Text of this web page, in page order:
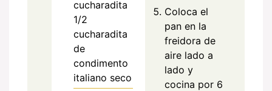
cucharadita
1/2
cucharadita
de
condimento
italiano seco
Coloca el
pan en la
freidora de
aire lado a
lado y
cocina por 6